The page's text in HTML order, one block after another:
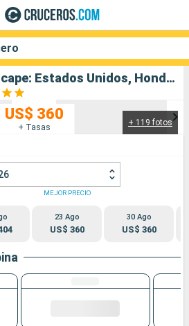
Crucero MSC Seascape: Estados Unidos, Honduras, México salida desde Galveston
+ 119 fotos
US$ 360
+ Tasas
MEJOR PRECIO
23 Ago
US$ 360
30 Ago
US$ 360
Compañías
Buscar